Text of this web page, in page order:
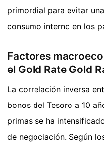
primordial para evitar
consumo interno en los
Factores
el Gold Rate Gold
La correlación inversa
bonos del Tesoro a 10
primas se ha
de negociación. Según